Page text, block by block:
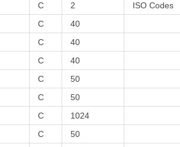
C 2
ISO Codes
C
40
C
40
C
40
C
50
C
50
C
1024
C
50